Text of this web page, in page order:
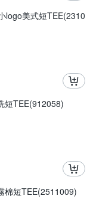
logo美式短TEE(2310
短TEE(912058)
棉短TEE(2511009)